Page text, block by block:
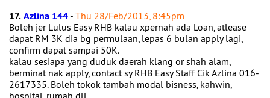
17.Azlina 144 - Thu 28/Feb/2013, 8:45pm
Boleh jer Lulus Easy RHB kalau xpernah ada Loan, atlease
dapat RM 3K dia bg permulaan, lepas 6 bulan apply lagi,
confirm dapat sampai 50K.
kalau sesiapa yang duduk daerah klang or shah alam,
berminat nak apply, contact sy RHB Easy Staff Cik Azlina 016-
2617335. Boleh tokok tambah modal bisness, kahwin,
hospital, rumah dll.